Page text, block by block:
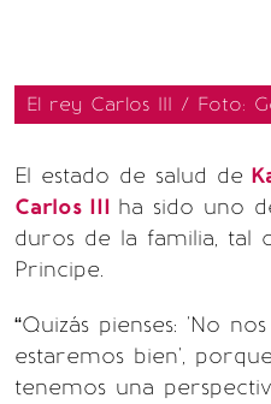
El rey Carlos III / Foto:
El estado de salud de
Carlos III ha sido uno
duros de la familia, tal
Principe.
“Quizás pienses: 'No
estaremos bien',
tenemos una